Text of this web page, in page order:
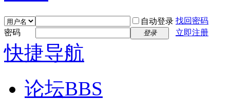
自动登录 找回密码
密码
登录 立即注册
快捷导航
论坛BBS